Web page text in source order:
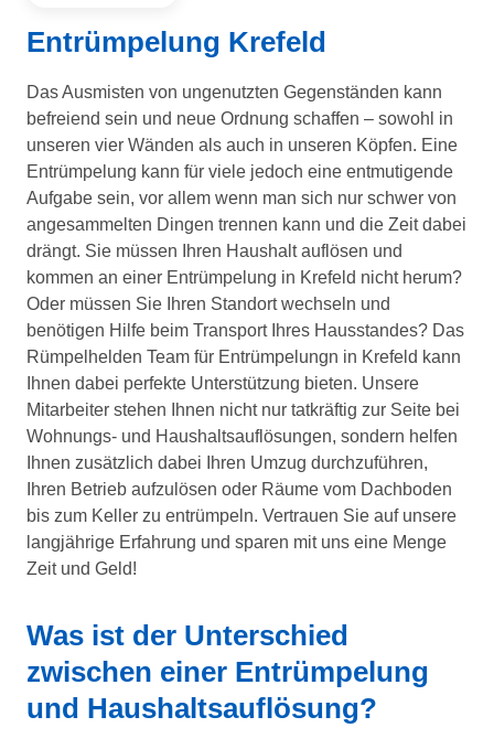
Entrümpelung Krefeld
Das Ausmisten von ungenutzten Gegenständen kann
befreiend sein und neue Ordnung schaffen – sowohl in
unseren vier Wänden als auch in unseren Köpfen. Eine
Entrümpelung kann für viele jedoch eine entmutigende
Aufgabe sein, vor allem wenn man sich nur schwer von
angesammelten Dingen trennen kann und die Zeit dabei
drängt. Sie müssen Ihren Haushalt auflösen und
kommen an einer Entrümpelung in Krefeld nicht herum?
Oder müssen Sie Ihren Standort wechseln und
benötigen Hilfe beim Transport Ihres Hausstandes? Das
Rümpelhelden Team für Entrümpelungn in Krefeld kann
Ihnen dabei perfekte Unterstützung bieten. Unsere
Mitarbeiter stehen Ihnen nicht nur tatkräftig zur Seite bei
Wohnungs- und Haushaltsauflösungen, sondern helfen
Ihnen zusätzlich dabei Ihren Umzug durchzuführen,
Ihren Betrieb aufzulösen oder Räume vom Dachboden
bis zum Keller zu entrümpeln. Vertrauen Sie auf unsere
langjährige Erfahrung und sparen mit uns eine Menge
Zeit und Geld!
Was ist der Unterschied
zwischen einer Entrümpelung
und Haushaltsauflösung?